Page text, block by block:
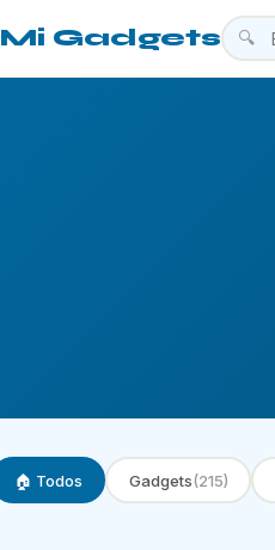
Mi Gadgets 🔍
🏠 Todos Gadgets(215)